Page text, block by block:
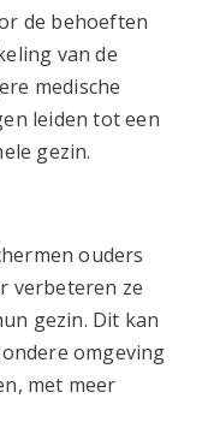
de behoeften
van de
medische
leiden tot een
gezin.
ouders
verbeteren ze
gezin. Dit kan
omgeving
met meer